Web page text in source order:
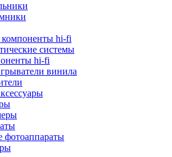
панели
планшеты
устройства
часы
телефоны
для рисования
книги
для смартфонов и планшетов
Внешние аккумуляторы
Гарнитуры для телефонов
Держатели и подставки
Док станции
Зарядные устройства
hi-fi
системы
hi-fi
винила
фотоаппараты